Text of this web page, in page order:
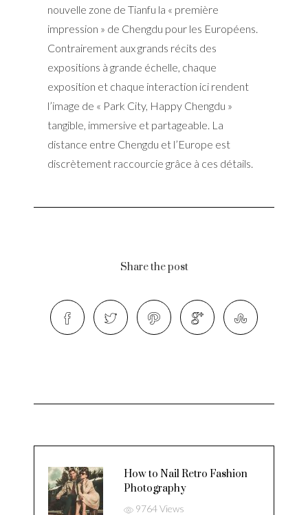
nouvelle zone de Tianfu la « première
impression » de Chengdu pour les Européens.
Contrairement aux grands récits des
expositions à grande échelle, chaque
exposition et chaque interaction ici rendent
l’image de « Park City, Happy Chengdu »
tangible, immersive et partageable. La
distance entre Chengdu et l’Europe est
discrètement raccourcie grâce à ces détails.
Share the post
How to Nail Retro Fashion
Photography
9764 Views